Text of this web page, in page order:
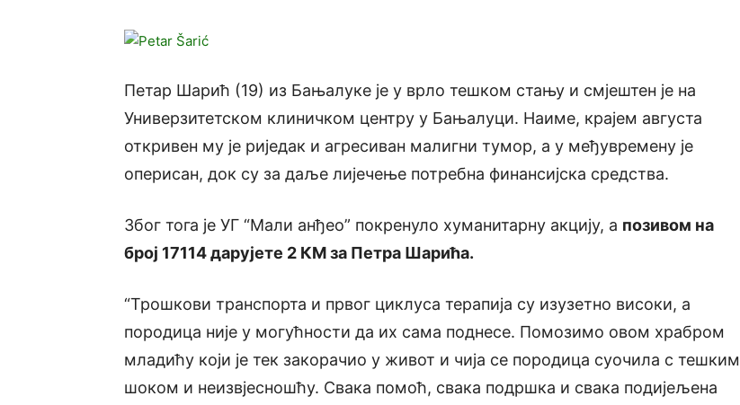
Петар Шарић (19) из Бањалуке је у врло тешком стању и смјештен је на
Универзитетском клиничком центру у Бањалуци. Наиме, крајем августа
откривен му је риједак и агресиван малигни тумор, а у међувремену је
оперисан, док су за даље лијечење потребна финансијска средства.
Због тога је УГ “Мали анђео” покренуло хуманитарну акцију, а позивом на
број 17114 дарујете 2 КМ за Петра Шарића.
“Трошкови транспорта и првог циклуса терапија су изузетно високи, а
породица није у могућности да их сама поднесе. Помозимо овом храбром
младићу који је тек закорачио у живот и чија се породица суочила с тешким
шоком и неизвјесношћу. Свака помоћ, свака подршка и свака подијељена